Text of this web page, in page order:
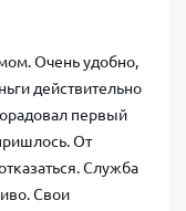
Очень удобно,
действительно
первый
От
Служба
Свои